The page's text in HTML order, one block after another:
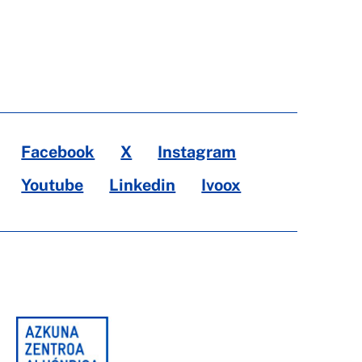
Facebook X
Instagram
Youtube
Linkedin Ivoox